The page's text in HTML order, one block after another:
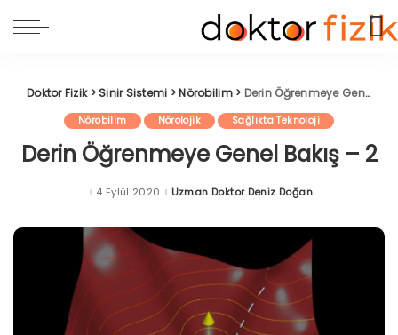
Doktor Fizik>Sinir Sistemi >Nörobilim> Derin Öğrenmeye Genel Bakış – 2
Nörobilim Nörolojik Sağlıkta Teknoloji
Derin Öğrenmeye Genel Bakış – 2
4 Eylül 2020 Posted
Uzman Doktor Deniz Doğan